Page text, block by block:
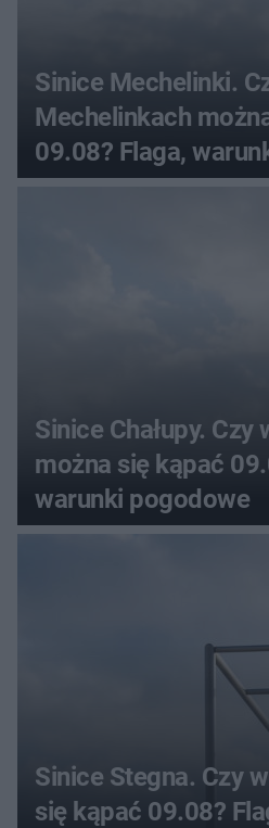
Sinice Mechelinki.
Mechelinkach
09.08? Flaga,
Sinice Chałupy. Czy
można się kąpać
warunki pogodowe
Sinice Stegna. Czy
się kąpać 09.08?